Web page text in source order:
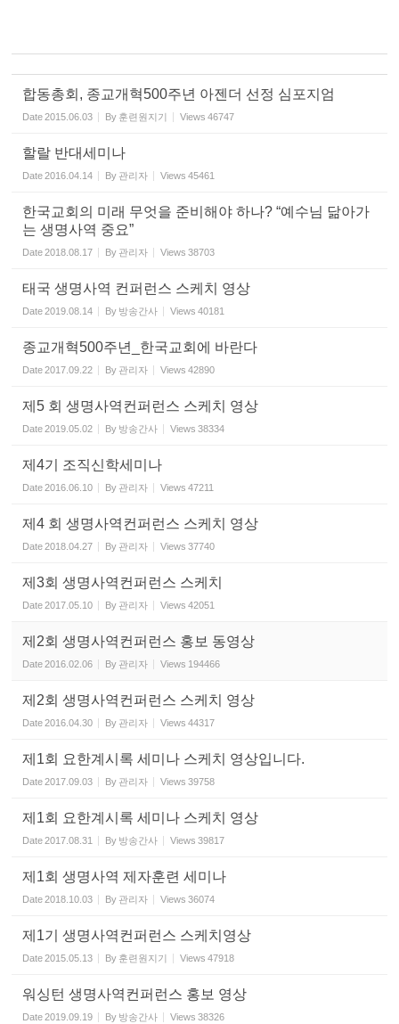
합동총회, 종교개혁500주년 아젠더 선정 심포지엄
Date 2015.06.03 By 훈련원지기 Views 46747
할랄 반대세미나
Date 2016.04.14 By 관리자 Views 45461
한국교회의 미래 무엇을 준비해야 하나? “예수님 닮아가
는 생명사역 중요”
Date 2018.08.17 By 관리자 Views 38703
태국 생명사역 컨퍼런스 스케치 영상
Date 2019.08.14 By 방송간사 Views 40181
종교개혁500주년_한국교회에 바란다
Date 2017.09.22 By 관리자 Views 42890
제5 회 생명사역컨퍼런스 스케치 영상
Date 2019.05.02 By 방송간사 Views 38334
제4기 조직신학세미나
Date 2016.06.10 By 관리자 Views 47211
제4 회 생명사역컨퍼런스 스케치 영상
Date 2018.04.27 By 관리자 Views 37740
제3회 생명사역컨퍼런스 스케치
Date 2017.05.10 By 관리자 Views 42051
제2회 생명사역컨퍼런스 홍보 동영상
Date 2016.02.06 By 관리자 Views 194466
제2회 생명사역컨퍼런스 스케치 영상
Date 2016.04.30 By 관리자 Views 44317
제1회 요한계시록 세미나 스케치 영상입니다.
Date 2017.09.03 By 관리자 Views 39758
제1회 요한계시록 세미나 스케치 영상
Date 2017.08.31 By 방송간사 Views 39817
제1회 생명사역 제자훈련 세미나
Date 2018.10.03 By 관리자 Views 36074
제1기 생명사역컨퍼런스 스케치영상
Date 2015.05.13 By 훈련원지기 Views 47918
워싱턴 생명사역컨퍼런스 홍보 영상
Date 2019.09.19 By 방송간사 Views 38326